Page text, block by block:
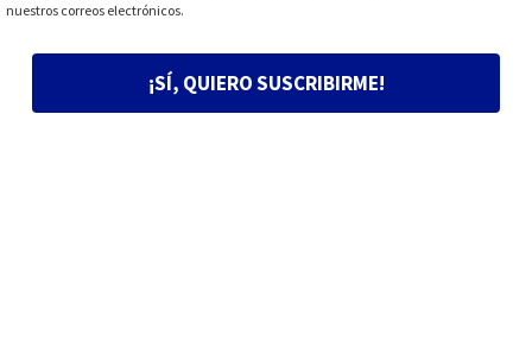
nuestros correos electrónicos.